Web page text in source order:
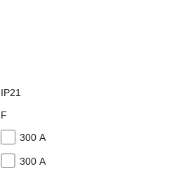
IP21
F
300 А
300 А